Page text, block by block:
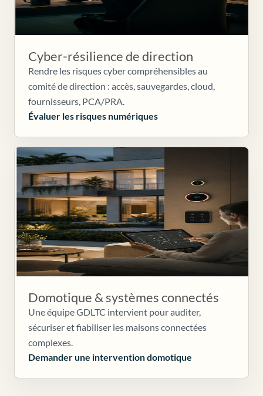
Cyber-résilience de direction
Rendre les risques cyber compréhensibles au
comité de direction : accès, sauvegardes, cloud,
fournisseurs, PCA/PRA.
Évaluer les risques numériques
Domotique & systèmes connectés
Une équipe GDLTC intervient pour auditer,
sécuriser et fiabiliser les maisons connectées
complexes.
Demander une intervention domotique